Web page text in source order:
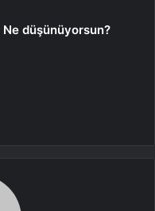
düşünüyorsun?